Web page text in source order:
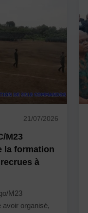
21/07/2026
M23
la formation
à
M23
avoir organisé,